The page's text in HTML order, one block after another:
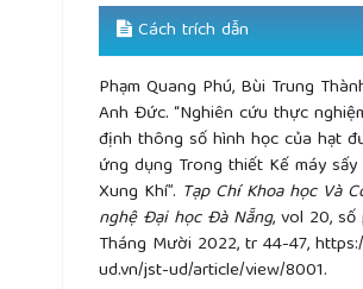
Cách trích dẫn
Phạm Quang Phú, Bùi Trung
Anh Đức. “Nghiên cứu thực
định thông số hình học của hạt
ứng dụng Trong thiết Kế máy
Xung Khí”. Tạp Chí Khoa học Và
nghệ Đại học Đà Nẵng, vol 20, số
Tháng Mười 2022, tr 44-47,
ud.vn/jst-ud/article/view/8001.